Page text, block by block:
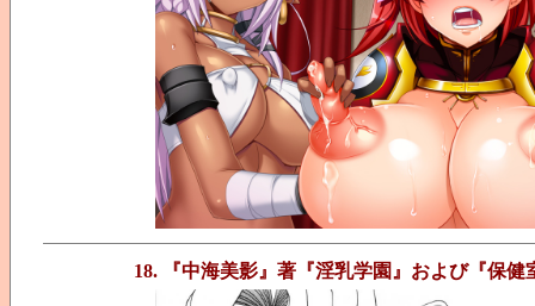
18. 『中海美影』著『淫乳学園』および『保健